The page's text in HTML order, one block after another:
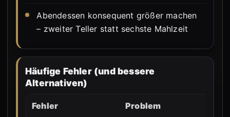
Abendessen konsequent größer machen
– zweiter Teller statt sechste Mahlzeit
Häufige Fehler (und bessere
Alternativen)
Fehler Problem